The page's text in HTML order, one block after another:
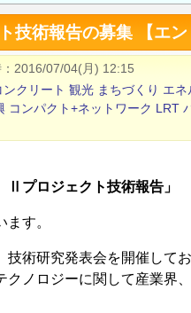
術報告の募集 【エン
2016/07/04(月) 12:15
ンクリート 観光 まちづくり エネ
コンパクト+ネットワーク LRT
ロジェクト技術報告」
す。
術研究発表会を開催してお
ノロジーに関して産業界